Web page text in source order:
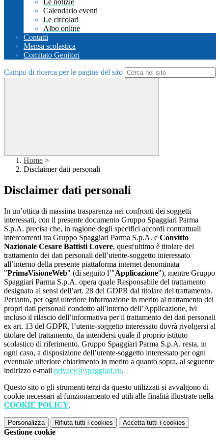
Le notizie
Calendario eventi
Le circolari
Albo online
Contatti
Mensa scolastica
Comitato Genitori
Campo di ricerca per le pagine del sito
Home >
Disclaimer dati personali
Disclaimer dati personali
In un’ottica di massima trasparenza nei confronti dei soggetti
interessati, con il presente documento Gruppo Spaggiari Parma
S.p.A. precisa che, in ragione degli specifici accordi contrattuali
intercorrenti tra Gruppo Spaggiari Parma S.p.A. e Convitto
Nazionale Cesare Battisti Lovere, quest'ultimo è titolare del
trattamento dei dati personali dell’utente-soggetto interessato
all’interno della presente piattaforma internet denominata
"PrimaVisioneWeb" (di seguito l’"Applicazione"), mentre Gruppo
Spaggiari Parma S.p.A. opera quale Responsabile del trattamento
designato ai sensi dell’art. 28 del GDPR dal titolare del trattamento.
Pertanto, per ogni ulteriore informazione in merito al trattamento dei
propri dati personali condotto all’interno dell’Applicazione, ivi
incluso il rilascio dell’informativa per il trattamento dei dati personali
ex art. 13 del GDPR, l’utente-soggetto interessato dovrà rivolgersi al
titolare del trattamento, da intendersi quale il proprio istituto
scolastico di riferimento. Gruppo Spaggiari Parma S.p.A. resta, in
ogni caso, a disposizione dell’utente-soggetto interessato per ogni
eventuale ulteriore chiarimento in merito a quanto sopra, al seguente
indirizzo e-mail privacy@spaggiari.eu.
Questo sito o gli strumenti terzi da questo utilizzati si avvalgono di
cookie necessari al funzionamento ed utili alle finalità illustrate nella
COOKIE POLICY.
Personalizza Rifiuta tutti i cookies Accetta tutti i cookies
Gestione cookie